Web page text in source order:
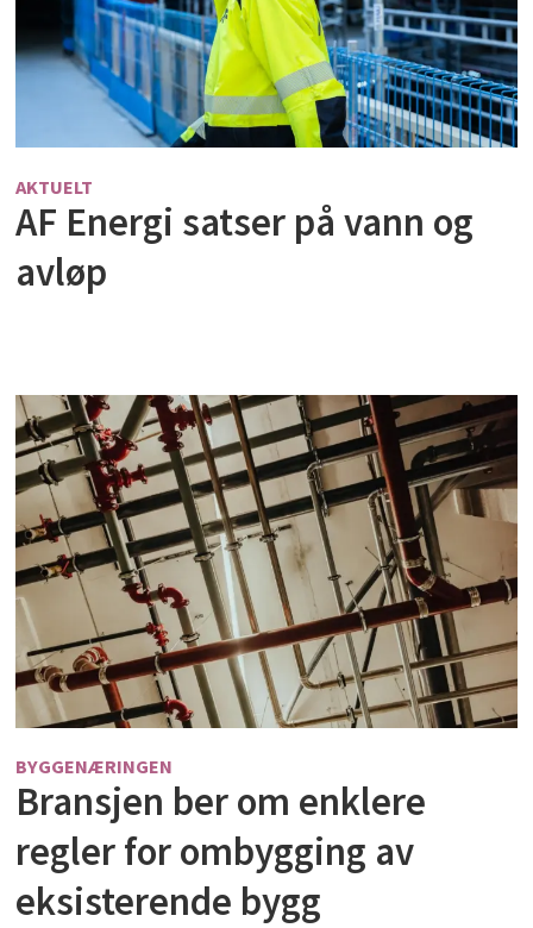
AKTUELT
AF Energi satser på vann og
avløp
BYGGENÆRINGEN
Bransjen ber om enklere
regler for ombygging av
eksisterende bygg